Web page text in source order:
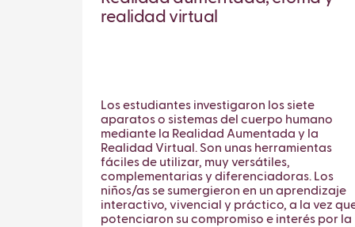
realidad virtual
Los estudiantes investigaron los siete
aparatos o sistemas del cuerpo humano
mediante la Realidad Aumentada y la
Realidad Virtual. Son unas herramientas
fáciles de utilizar, muy versátiles,
complementarias y diferenciadoras. Los
niños/as se sumergieron en un aprendizaje
interactivo, vivencial y práctico, a la vez
potenciaron su compromiso e interés por la